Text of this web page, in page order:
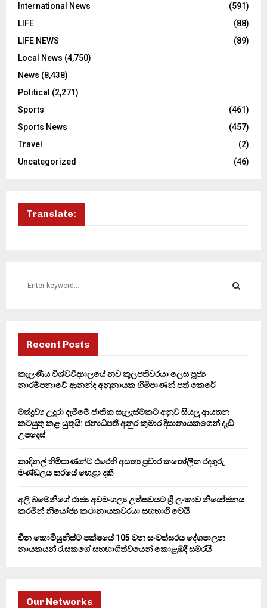
International News
(591)
LIFE
(88)
LIFE NEWS
(89)
Local News (4,750)
News (8,438)
Political (2,271)
Sports
(461)
Sports News
(457)
Travel
(2)
Uncategorized
(46)
Translate:
f
r
H
Recent Posts
කැලණිය විශ්වවිද්‍යාලයේ නව කුලපතිවරයා ලෙස පූජ්‍ය
නාරම්පනාවේ ආනන්ද අනුනායක හිමිපාණන් පත් කෙරේ
මත්ද්‍රව්‍ය උදුරා දැමීමේ ජාතික සැලැස්මකට අනුව සියලු ආයතන
කටයුතු කළ යුතුයි: ජනාධිපති අනුර කුමාර දිසානායකගෙන් දැඩි
උපදෙස්
කාදිනල් හිමිපාණන්ට එරෙහි අසත්‍ය ප්‍රචාර කතෝලික රදගුරු
මණ්ඩලය තරයේ හෙළා දකී
අලි ඛමේනිගේ රාජ්‍ය අවමංගල්‍ය උත්සවයට ශ්‍රී ලංකාව නියෝජනය
කරමින් නියෝජ්‍ය කථානායකවරයා සහභාගි වෙයි
චීන කොමියුනිස්ට් පක්ෂයේ 105 වන සංවත්සරය දේශපාලන
නායකයන් රැසකගේ සහභාගිත්වයෙන් කොළඹදී සමරයි
Our Networks